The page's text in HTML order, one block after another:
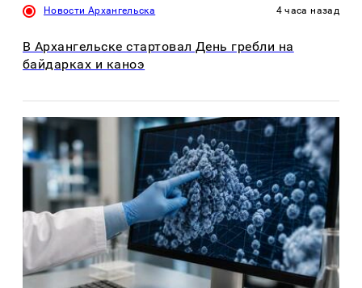
Новости Архангельска 4 часа назад
В Архангельске стартовал День гребли на
байдарках и каноэ